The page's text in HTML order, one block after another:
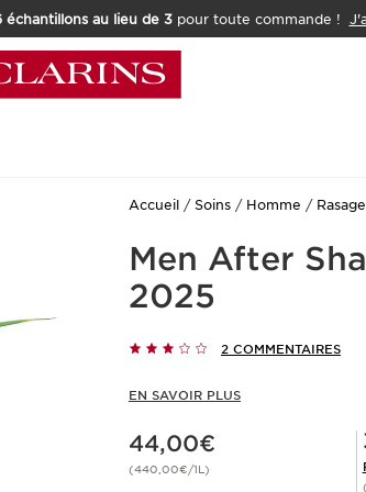
échantillons au lieu de 3pour toute commande !
Accueil Soins Homme
Men After
2025
2 COMMENTAIRES
EN SAVOIR PLUS
Nouveau prix 44,00€
44,00€
(440,00€/1L)